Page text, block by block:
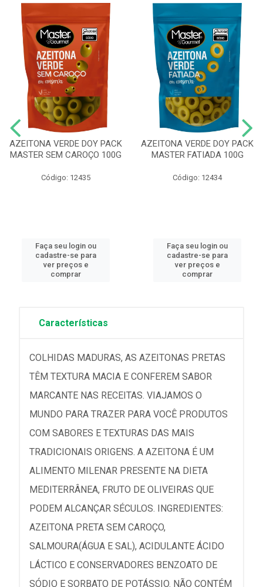
AZEITONA VERDE DOY PACK
MASTER SEM CAROÇO 100G
Código: 12435
Faça seu login ou
cadastre-se para
ver preços e
comprar
AZEITONA VERDE DOY PACK
MASTER FATIADA 100G
Código: 12434
Faça seu login ou
cadastre-se para
ver preços e
comprar
Características
COLHIDAS MADURAS, AS AZEITONAS PRETAS
TÊM TEXTURA MACIA E CONFEREM SABOR
MARCANTE NAS RECEITAS. VIAJAMOS O
MUNDO PARA TRAZER PARA VOCÊ PRODUTOS
COM SABORES E TEXTURAS DAS MAIS
TRADICIONAIS ORIGENS. A AZEITONA É UM
ALIMENTO MILENAR PRESENTE NA DIETA
MEDITERRÂNEA, FRUTO DE OLIVEIRAS QUE
PODEM ALCANÇAR SÉCULOS. INGREDIENTES:
AZEITONA PRETA SEM CAROÇO,
SALMOURA(ÁGUA E SAL), ACIDULANTE ÁCIDO
LÁCTICO E CONSERVADORES BENZOATO DE
SÓDIO E SORBATO DE POTÁSSIO. NÃO CONTÉM